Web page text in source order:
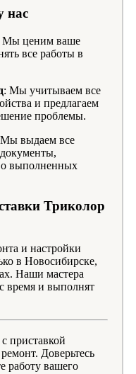
нас
Мы ценим ваше
все работы в
: Мы учитываем все
и предлагаем
проблемы.
выдаем все
выполненных
Триколор
и настройки
в Новосибирске,
Наши мастера
время и выполнят
приставкой
Доверьтесь
работу вашего